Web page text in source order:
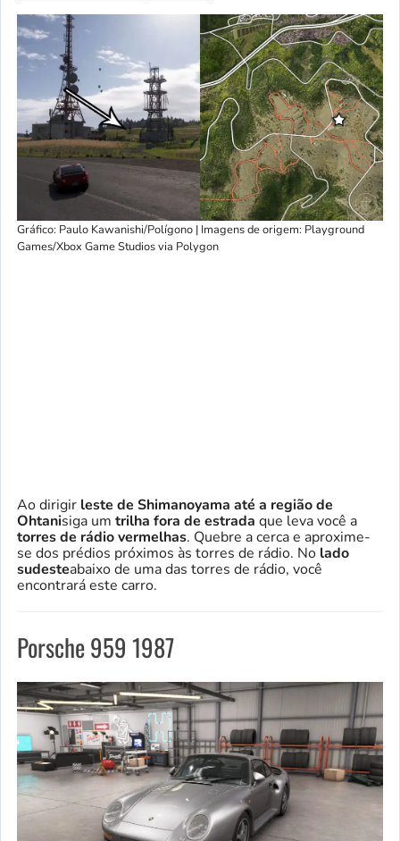
Gráfico: Paulo Kawanishi/Polígono | Imagens de origem: Playground
Games/Xbox Game Studios via Polygon
Ao dirigir leste de Shimanoyama até a região de
Ohtanisiga um trilha fora de estrada que leva você a
torres de rádio vermelhas. Quebre a cerca e aproxime-
se dos prédios próximos às torres de rádio. No lado
sudesteabaixo de uma das torres de rádio, você
encontrará este carro.
Porsche 959 1987